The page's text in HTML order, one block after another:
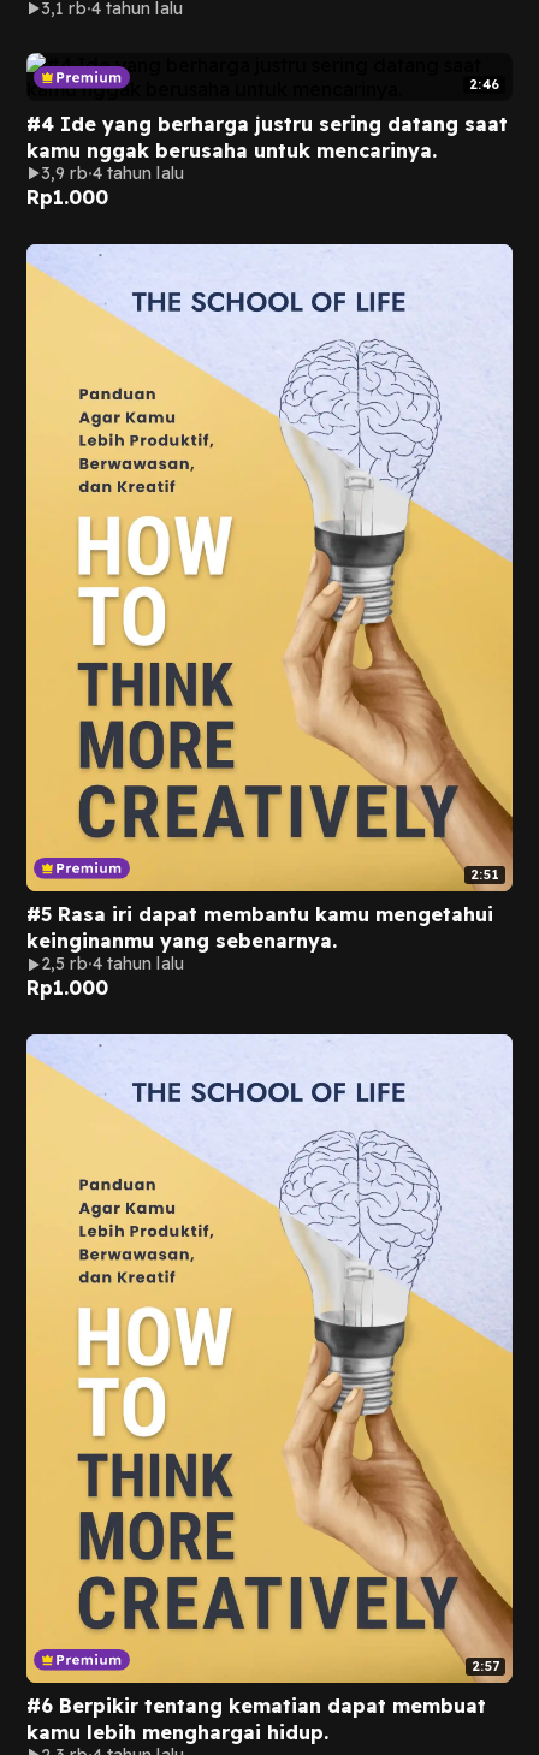
ruwet dan melelahkan.
3,1 rb 4 tahun lalu
2:46
#4 Ide yang berharga justru sering datang saat
kamu nggak berusaha untuk mencarinya.
3,9 rb 4 tahun lalu
Rp1.000
2:51
#5 Rasa iri dapat membantu kamu mengetahui
keinginanmu yang sebenarnya.
2,5 rb 4 tahun lalu
Rp1.000
2:57
#6 Berpikir tentang kematian dapat membuat
kamu lebih menghargai hidup.